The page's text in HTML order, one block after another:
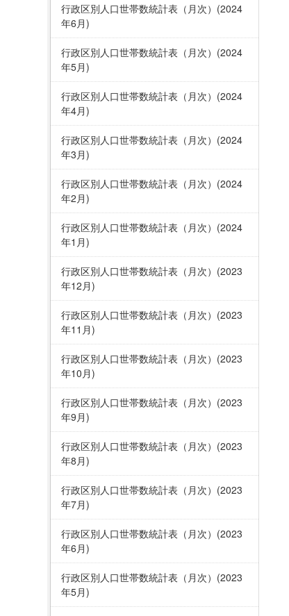
行政区別人口世帯数統計表（月次）(2024
年6月)
行政区別人口世帯数統計表（月次）(2024
年5月)
行政区別人口世帯数統計表（月次）(2024
年4月)
行政区別人口世帯数統計表（月次）(2024
年3月)
行政区別人口世帯数統計表（月次）(2024
年2月)
行政区別人口世帯数統計表（月次）(2024
年1月)
行政区別人口世帯数統計表（月次）(2023
年12月)
行政区別人口世帯数統計表（月次）(2023
年11月)
行政区別人口世帯数統計表（月次）(2023
年10月)
行政区別人口世帯数統計表（月次）(2023
年9月)
行政区別人口世帯数統計表（月次）(2023
年8月)
行政区別人口世帯数統計表（月次）(2023
年7月)
行政区別人口世帯数統計表（月次）(2023
年6月)
行政区別人口世帯数統計表（月次）(2023
年5月)